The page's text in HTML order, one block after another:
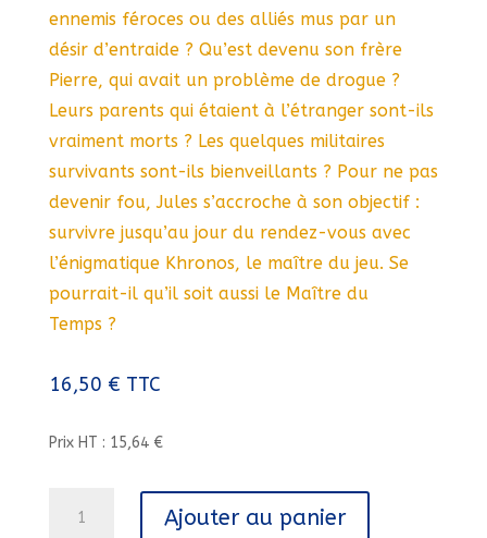
ennemis féroces ou des alliés mus par un
désir d’entraide ? Qu’est devenu son frère
Pierre, qui avait un problème de drogue ?
Leurs parents qui étaient à l’étranger sont-ils
vraiment morts ? Les quelques militaires
survivants sont-ils bienveillants ? Pour ne pas
devenir fou, Jules s’accroche à son objectif :
survivre jusqu’au jour du rendez-vous avec
l’énigmatique Khronos, le maître du jeu. Se
pourrait-il qu’il soit aussi le Maître du
Temps ?
16,50 € TTC
Prix HT : 15,64 €
Ajouter au panier